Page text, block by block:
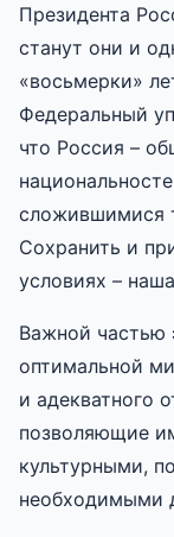
Президента
станут они и
«восьмерки»
Федеральный
что Россия –
сложившимися
Сохранить и
условиях –
Важной частью
оптимальной
и адекватного
позволяющие
культурными,
необходимыми